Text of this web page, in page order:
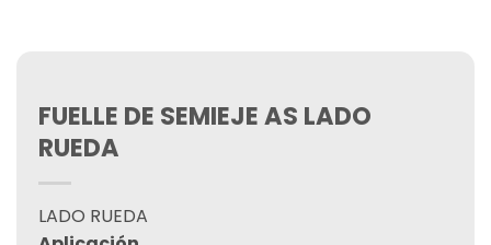
FUELLE DE SEMIEJE AS LADO
RUEDA
LADO RUEDA